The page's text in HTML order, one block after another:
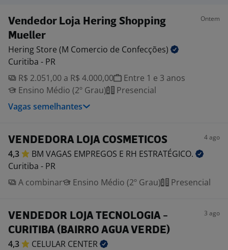
Vendedor Loja Hering Shopping
Mueller
Ontem
Hering Store (M Comercio de Confecções)
Curitiba - PR
R$ 2.051,00 a R$ 4.000,00
Entre 1 e 3 anos
Ensino Médio (2º Grau)
Presencial
Vagas semelhantes
VENDEDORA LOJA COSMETICOS 4 ago
4,3 BM VAGAS EMPREGOS E RH ESTRATÉGICO.
Curitiba - PR
A combinar
Ensino Médio (2º Grau) Presencial
VENDEDOR LOJA TECNOLOGIA -
CURITIBA (BAIRRO AGUA VERDE)
3 ago
4,3 CELULAR CENTER